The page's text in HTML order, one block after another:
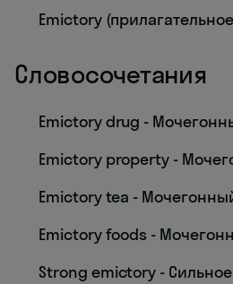
Emictory
Словосочетания
Emictory drug -
Emictory property -
Emictory tea -
Emictory foods -
Strong emictory -